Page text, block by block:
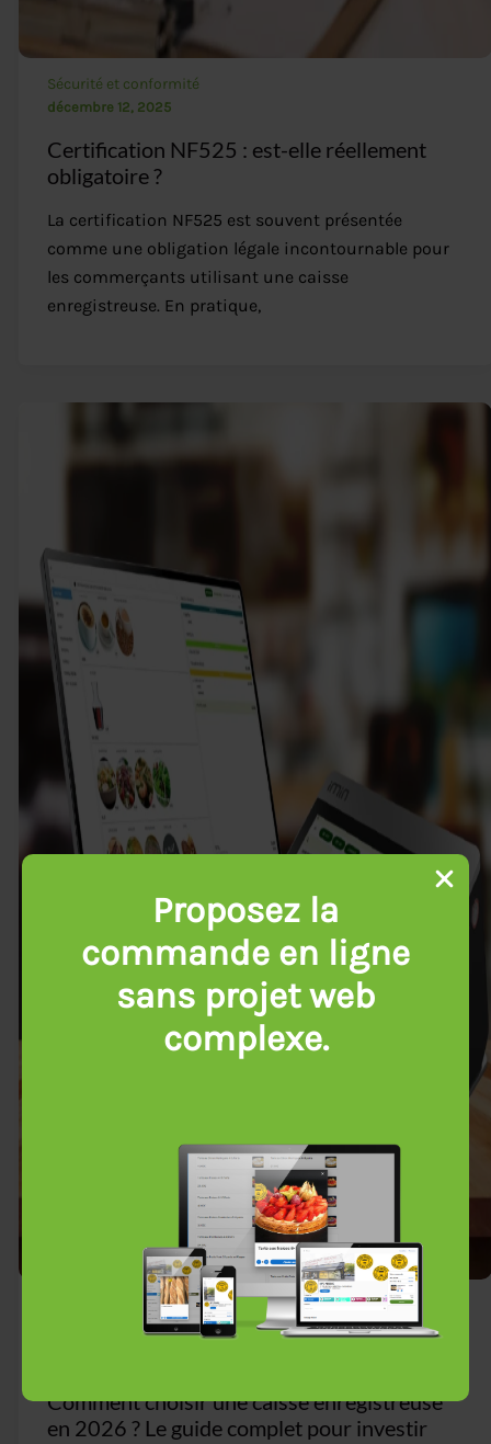
Proposez la
commande en ligne
sans projet web
complexe.
Prendre rendez-vous !
Sécurité et conformité
décembre 12, 2025
Certification NF525 : est-elle réellement
obligatoire ?
La certification NF525 est souvent présentée
comme une obligation légale incontournable pour
les commerçants utilisant une caisse
enregistreuse. En pratique,
Caisse enregistreuse ,Logiciel d’encaissement,Solutions
d’encaissement
Comment choisir une caisse enregistreuse
en 2026 ? Le guide complet pour investir